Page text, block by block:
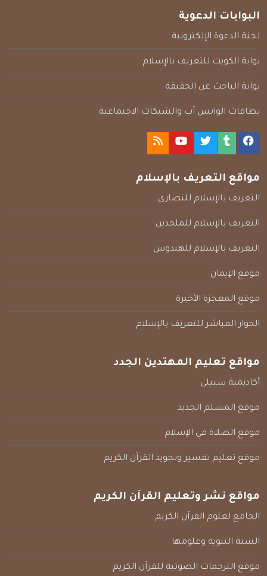
البوابات الدعوية
لجنة الدعوة الإلكترونية
بوابة الكويت للتعريف بالإسلام
بوابة الباحث عن الحقيقة
بطاقات الواتس آب والشبكات الاجتماعية
مواقع التعريف بالإسلام
التعريف بالإسلام للنصارى
التعريف بالإسلام للملحدين
التعريف بالإسلام للهندوس
موقع الإيمان
موقع المعجزة الأخيرة
الحوار المباشر للتعريف بالإسلام
مواقع تعليم المهتدين الجدد
أكاديمية سبيلي
موقع المسلم الجديد
موقع الصلاة في الإسلام
موقع تعليم تفسير وتجويد القرآن الكريم
مواقع نشر وتعليم القرآن الكريم
الجامع لعلوم القرآن الكريم
السنة النبوية وعلومها
موقع الترجمات الصوتية للقرآن الكريم